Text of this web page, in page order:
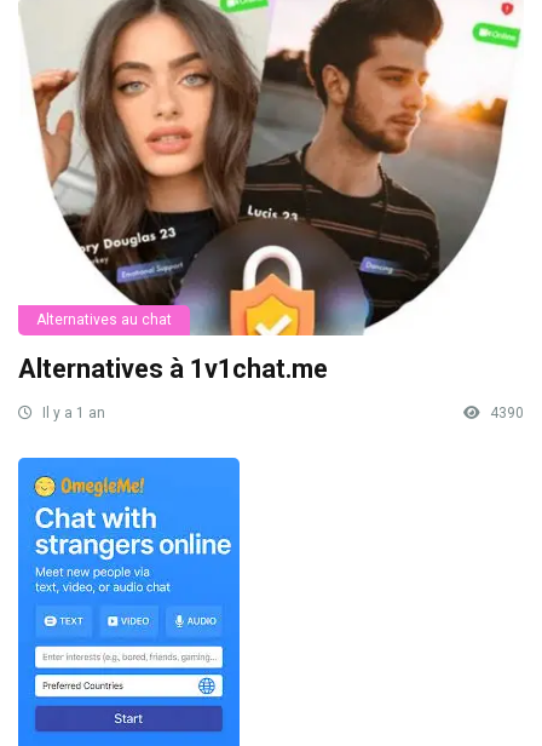
Alternatives au chat
Alternatives à 1v1chat.me
Il y a 1 an 4390